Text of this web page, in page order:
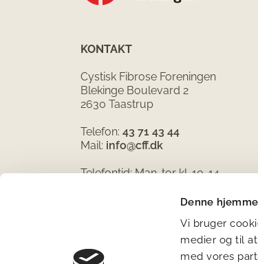
Denne
Vi bruger
medier og til
med vores
KONTAKT
Cystisk Fibrose Foreningen
Blekinge Boulevard 2
2630 Taastrup
Telefon: 43 71 43 44
Mail: info@cff.dk
Telefontid: Man-tor kl. 10-14